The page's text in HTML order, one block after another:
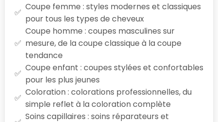
Coupe femme : styles modernes et classiques
pour tous les types de cheveux
Coupe homme : coupes masculines sur
mesure, de la coupe classique à la coupe
tendance
Coupe enfant : coupes stylées et confortables
pour les plus jeunes
Coloration : colorations professionnelles, du
simple reflet à la coloration complète
Soins capillaires : soins réparateurs et